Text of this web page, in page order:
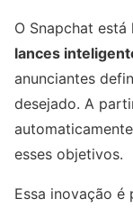
O Snapchat
lances
anunciantes
desejado. A
esses objetivos.
Essa inovação é